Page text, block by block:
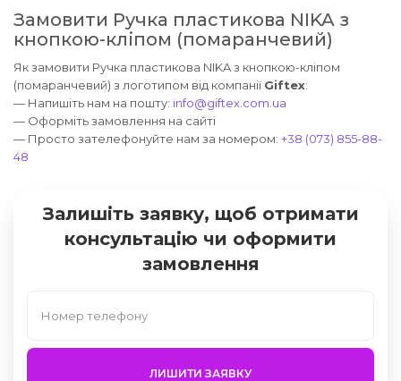
Замовити Ручка пластикова NIKA з
кнопкою-кліпом (помаранчевий)
Як замовити Ручка пластикова NIKA з кнопкою-кліпом
(помаранчевий) з логотипом від компанії Giftex:
— Напишіть нам на пошту: info@giftex.com.ua
— Оформіть замовлення на сайті
— Просто зателефонуйте нам за номером: +38 (073) 855-88-
48
Залишіть заявку, щоб отримати
консультацію чи оформити
замовлення
ЛИШИТИ ЗАЯВКУ